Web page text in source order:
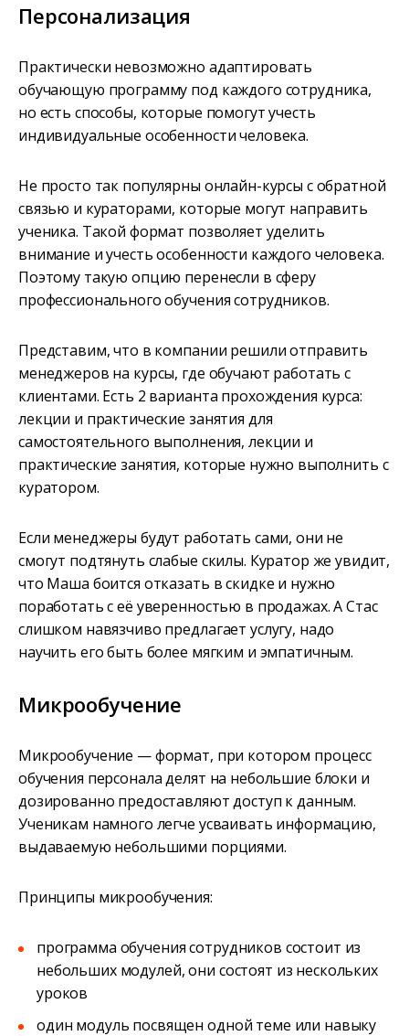
Персонализация
Практически невозможно адаптировать
обучающую программу под каждого сотрудника,
но есть способы, которые помогут учесть
индивидуальные особенности человека.
Не просто так популярны онлайн-курсы с обратной
связью и кураторами, которые могут направить
ученика. Такой формат позволяет уделить
внимание и учесть особенности каждого человека.
Поэтому такую опцию перенесли в сферу
профессионального обучения сотрудников.
Представим, что в компании решили отправить
менеджеров на курсы, где обучают работать с
клиентами. Есть 2 варианта прохождения курса:
лекции и практические занятия для
самостоятельного выполнения, лекции и
практические занятия, которые нужно выполнить с
куратором.
Если менеджеры будут работать сами, они не
смогут подтянуть слабые скилы. Куратор же увидит,
что Маша боится отказать в скидке и нужно
поработать с её уверенностью в продажах. А Стас
слишком навязчиво предлагает услугу, надо
научить его быть более мягким и эмпатичным.
Микрообучение
Микрообучение — формат, при котором процесс
обучения персонала делят на небольшие блоки и
дозированно предоставляют доступ к данным.
Ученикам намного легче усваивать информацию,
выдаваемую небольшими порциями.
Принципы микрообучения:
программа обучения сотрудников состоит из
небольших модулей, они состоят из нескольких
уроков
один модуль посвящен одной теме или навыку